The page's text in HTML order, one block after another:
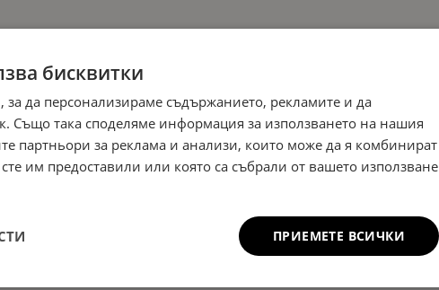
бисквитки
за да персонализираме съдържанието, рекламите и да
Също така споделяме информация за използването на нашия
партньори за реклама и анализи, които може да я комбинират
им предоставили или която са събрали от вашето използване
ПРИЕМЕТЕ ВСИЧКИ